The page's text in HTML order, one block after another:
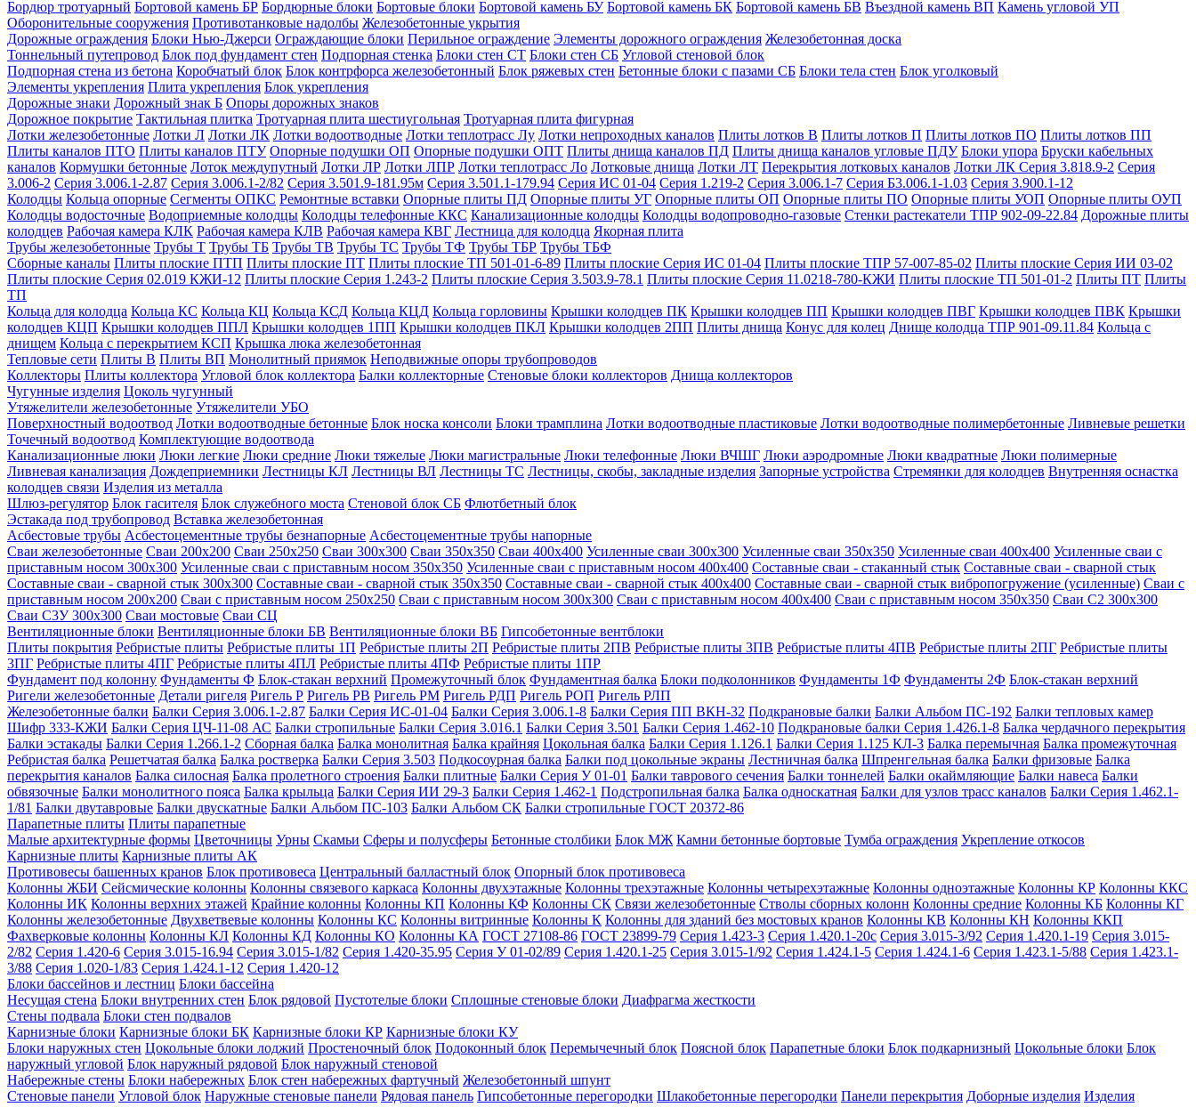
Бордюр тротуарный Бортовой камень БР Бордюрные блоки Бортовые блоки Бортовой камень БУ Бортовой камень БК Бортовой камень БВ Въездной камень ВП Камень угловой УП
Оборонительные сооружения Противотанковые надолбы Железобетонные укрытия
Дорожные ограждения Блоки Нью-Джерси Ограждающие блоки Перильное ограждение Элементы дорожного ограждения Железобетонная доска
Тоннельный путепровод Блок под фундамент стен Подпорная стенка Блоки стен СТ Блоки стен СБ Угловой стеновой блок
Подпорная стена из бетона Коробчатый блок Блок контрфорса железобетонный Блок ряжевых стен Бетонные блоки с пазами СБ Блоки тела стен Блок уголковый
Элементы укрепления Плита укрепления Блок укрепления
Дорожные знаки Дорожный знак Б Опоры дорожных знаков
Дорожное покрытие Тактильная плитка Тротуарная плита шестиугольная Тротуарная плита фигурная
Лотки железобетонные Лотки Л Лотки ЛК Лотки водоотводные Лотки теплотрасс Лу Лотки непроходных каналов Плиты лотков В Плиты лотков П Плиты лотков ПО Плиты лотков ПП
Плиты каналов ПТО Плиты каналов ПТУ Опорные подушки ОП Опорные подушки ОПТ Плиты днища каналов ПД Плиты днища каналов угловые ПДУ Блоки упора Бруски кабельных
каналов Кормушки бетонные Лоток междупутный Лотки ЛР Лотки ЛПР Лотки теплотрасс Ло Лотковые днища Лотки ЛТ Перекрытия лотковых каналов Лотки ЛК Серия 3.818.9-2 Серия
3.006-2 Серия 3.006.1-2.87 Серия 3.006.1-2/82 Серия 3.501.9-181.95м Серия 3.501.1-179.94 Серия ИС 01-04 Серия 1.219-2 Серия 3.006.1-7 Серия Б3.006.1-1.03 Серия 3.900.1-12
Колодцы Кольца опорные Сегменты ОПКС Ремонтные вставки Опорные плиты ПД Опорные плиты УГ Опорные плиты ОП Опорные плиты ПО Опорные плиты УОП Опорные плиты ОУП
Колодцы водосточные Водоприемные колодцы Колодцы телефонные ККС Канализационные колодцы Колодцы водопроводно-газовые Стенки растекатели ТПР 902-09-22.84 Дорожные плиты
колодцев Рабочая камера КЛК Рабочая камера КЛВ Рабочая камера КВГ Лестница для колодца Якорная плита
Трубы железобетонные Трубы Т Трубы ТБ Трубы ТВ Трубы ТС Трубы ТФ Трубы ТБР Трубы ТБФ
Сборные каналы Плиты плоские ПТП Плиты плоские ПТ Плиты плоские ТП 501-01-6-89 Плиты плоские Серия ИС 01-04 Плиты плоские ТПР 57-007-85-02 Плиты плоские Серия ИИ 03-02
Плиты плоские Серия 02.019 КЖИ-12 Плиты плоские Серия 1.243-2 Плиты плоские Серия 3.503.9-78.1 Плиты плоские Серия 11.0218-780-КЖИ Плиты плоские ТП 501-01-2 Плиты ПТ Плиты
ТП
Кольца для колодца Кольца КС Кольца КЦ Кольца КСД Кольца КЦД Кольца горловины Крышки колодцев ПК Крышки колодцев ПП Крышки колодцев ПВГ Крышки колодцев ПВК Крышки
колодцев КЦП Крышки колодцев ППЛ Крышки колодцев 1ПП Крышки колодцев ПКЛ Крышки колодцев 2ПП Плиты днища Конус для колец Днище колодца ТПР 901-09.11.84 Кольца с
днищем Кольца с перекрытием КСП Крышка люка железобетонная
Тепловые сети Плиты В Плиты ВП Монолитный приямок Неподвижные опоры трубопроводов
Коллекторы Плиты коллектора Угловой блок коллектора Балки коллекторные Стеновые блоки коллекторов Днища коллекторов
Чугунные изделия Цоколь чугунный
Утяжелители железобетонные Утяжелители УБО
Поверхностный водоотвод Лотки водоотводные бетонные Блок носка консоли Блоки трамплина Лотки водоотводные пластиковые Лотки водоотводные полимербетонные Ливневые решетки
Точечный водоотвод Комплектующие водоотвода
Канализационные люки Люки легкие Люки средние Люки тяжелые Люки магистральные Люки телефонные Люки ВЧШГ Люки аэродромные Люки квадратные Люки полимерные
Ливневая канализация Дождеприемники Лестницы КЛ Лестницы ВЛ Лестницы ТС Лестницы, скобы, закладные изделия Запорные устройства Стремянки для колодцев Внутренняя оснастка
колодцев связи Изделия из металла
Шлюз-регулятор Блок гасителя Блок служебного моста Стеновой блок СБ Флютбетный блок
Эстакада под трубопровод Вставка железобетонная
Асбестовые трубы Асбестоцементные трубы безнапорные Асбестоцементные трубы напорные
Сваи железобетонные Сваи 200х200 Сваи 250х250 Сваи 300х300 Сваи 350х350 Сваи 400х400 Усиленные сваи 300х300 Усиленные сваи 350х350 Усиленные сваи 400х400 Усиленные сваи с
приставным носом 300х300 Усиленные сваи с приставным носом 350х350 Усиленные сваи с приставным носом 400х400 Составные сваи - стаканный стык Составные сваи - сварной стык
Составные сваи - сварной стык 300х300 Составные сваи - сварной стык 350х350 Составные сваи - сварной стык 400х400 Составные сваи - сварной стык вибропогружение (усиленные) Сваи с
приставным носом 200х200 Сваи с приставным носом 250х250 Сваи с приставным носом 300х300 Сваи с приставным носом 400х400 Сваи с приставным носом 350х350 Сваи С2 300х300
Сваи С3У 300х300 Сваи мостовые Сваи СЦ
Вентиляционные блоки Вентиляционные блоки БВ Вентиляционные блоки ВБ Гипсобетонные вентблоки
Плиты покрытия Ребристые плиты Ребристые плиты 1П Ребристые плиты 2П Ребристые плиты 2ПВ Ребристые плиты 3ПВ Ребристые плиты 4ПВ Ребристые плиты 2ПГ Ребристые плиты
3ПГ Ребристые плиты 4ПГ Ребристые плиты 4ПЛ Ребристые плиты 4ПФ Ребристые плиты 1ПР
Фундамент под колонну Фундаменты Ф Блок-стакан верхний Промежуточный блок Фундаментная балка Блоки подколонников Фундаменты 1Ф Фундаменты 2Ф Блок-стакан верхний
Ригели железобетонные Детали ригеля Ригель Р Ригель РВ Ригель РМ Ригель РДП Ригель РОП Ригель РЛП
Железобетонные балки Балки Серия 3.006.1-2.87 Балки Серия ИС-01-04 Балки Серия 3.006.1-8 Балки Серия ПП ВКН-32 Подкрановые балки Балки Альбом ПС-192 Балки тепловых камер
Шифр 333-КЖИ Балки Серия ЦЧ-11-08 АС Балки стропильные Балки Серия 3.016.1 Балки Серия 3.501 Балки Серия 1.462-10 Подкрановые балки Серия 1.426.1-8 Балка чердачного перекрытия
Балки эстакады Балки Серия 1.266.1-2 Сборная балка Балка монолитная Балка крайняя Цокольная балка Балки Серия 1.126.1 Балки Серия 1.125 КЛ-3 Балка перемычная Балка промежуточная
Ребристая балка Решетчатая балка Балка ростверка Балки Серия 3.503 Подкосоурная балка Балки под цокольные экраны Лестничная балка Шпренгельная балка Балки фризовые Балка
перекрытия каналов Балка силосная Балка пролетного строения Балки плитные Балки Серия У 01-01 Балки таврового сечения Балки тоннелей Балки окаймляющие Балки навеса Балки
обвязочные Балки монолитного пояса Балка крыльца Балки Серия ИИ 29-3 Балки Серия 1.462-1 Подстропильная балка Балка односкатная Балки для узлов трасс каналов Балки Серия 1.462.1-
1/81 Балки двутавровые Балки двускатные Балки Альбом ПС-103 Балки Альбом СК Балки стропильные ГОСТ 20372-86
Парапетные плиты Плиты парапетные
Малые архитектурные формы Цветочницы Урны Скамьи Сферы и полусферы Бетонные столбики Блок МЖ Камни бетонные бортовые Тумба ограждения Укрепление откосов
Карнизные плиты Карнизные плиты АК
Противовесы башенных кранов Блок противовеса Центральный балластный блок Опорный блок противовеса
Колонны ЖБИ Сейсмические колонны Колонны связевого каркаса Колонны двухэтажные Колонны трехэтажные Колонны четырехэтажные Колонны одноэтажные Колонны КР Колонны ККС
Колонны ИК Колонны верхних этажей Крайние колонны Колонны КП Колонны КФ Колонны СК Связи железобетонные Стволы сборных колонн Колонны средние Колонны КБ Колонны КГ
Колонны железобетонные Двухветвевые колонны Колонны КС Колонны витринные Колонны К Колонны для зданий без мостовых кранов Колонны КВ Колонны КН Колонны ККП
Фахверковые колонны Колонны КЛ Колонны КД Колонны КО Колонны КА ГОСТ 27108-86 ГОСТ 23899-79 Серия 1.423-3 Серия 1.420.1-20с Серия 3.015-3/92 Серия 1.420.1-19 Серия 3.015-
2/82 Серия 1.420-6 Серия 3.015-16.94 Серия 3.015-1/82 Серия 1.420-35.95 Серия У 01-02/89 Серия 1.420.1-25 Серия 3.015-1/92 Серия 1.424.1-5 Серия 1.424.1-6 Серия 1.423.1-5/88 Серия 1.423.1-
3/88 Серия 1.020-1/83 Серия 1.424.1-12 Серия 1.420-12
Блоки бассейнов и лестниц Блоки бассейна
Несущая стена Блоки внутренних стен Блок рядовой Пустотелые блоки Сплошные стеновые блоки Диафрагма жесткости
Стены подвала Блоки стен подвалов
Карнизные блоки Карнизные блоки БК Карнизные блоки КР Карнизные блоки КУ
Блоки наружных стен Цокольные блоки лоджий Простеночный блок Подоконный блок Перемычечный блок Поясной блок Парапетные блоки Блок подкарнизный Цокольные блоки Блок
наружный угловой Блок наружный рядовой Блок наружный стеновой
Набережные стены Блоки набережных Блок стен набережных фартучный Железобетонный шпунт
Стеновые панели Угловой блок Наружные стеновые панели Рядовая панель Гипсобетонные перегородки Шлакобетонные перегородки Панели перекрытия Доборные изделия Изделия